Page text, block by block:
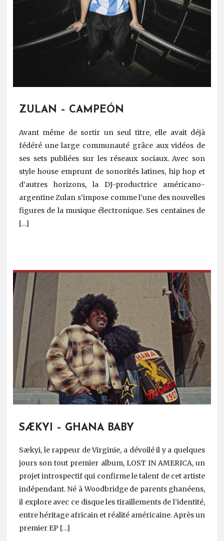
ZULAN – CAMPEÓN
Avant même de sortir un seul titre, elle avait déjà
fédéré une large communauté grâce aux vidéos de
ses sets publiées sur les réseaux sociaux. Avec son
style house emprunt de sonorités latines, hip hop et
d’autres horizons, la DJ-productrice américano-
argentine Zulan s’impose comme l’une des nouvelles
figures de la musique électronique. Ses centaines de
[…]
SÆKYI – GHANA BABY
Sækyi, le rappeur de Virginie, a dévoilé il y a quelques
jours son tout premier album, LOST IN AMERICA, un
projet introspectif qui confirme le talent de cet artiste
indépendant. Né à Woodbridge de parents ghanéens,
il explore avec ce disque les tiraillements de l’identité,
entre héritage africain et réalité américaine. Après un
premier EP […]